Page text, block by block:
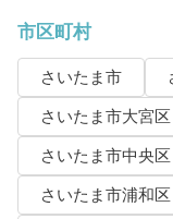
市区町村
さいたま市
さいたま市大宮区
さいたま市中央区
さいたま市浦和区